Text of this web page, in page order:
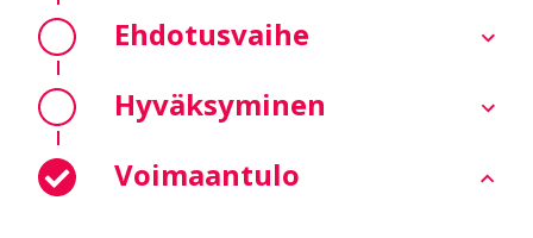
Ehdotusvaihe
Hyväksyminen
Voimaantulo